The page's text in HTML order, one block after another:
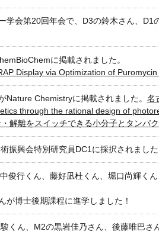
学会第20回年会で、D3の鈴木さん、
に掲載されました。
Display via Optimization of
Nature Chemistryに掲載されました。 名
through the rational design of
解離をスイッチできる小分子とタンパ
振興会特別研究員DC1に採択されました
俊行くん、藤好凪杜くん、堀口尚輝く
が博士後期課程に進学しました！
くん、M2の黒岩佳乃さん、後藤唯巴